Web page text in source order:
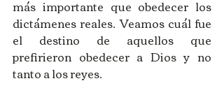
más importante que obedecer los
dictámenes reales. Veamos cuál fue
el destino de aquellos que
prefirieron obedecer a Dios y no
tanto a los reyes.